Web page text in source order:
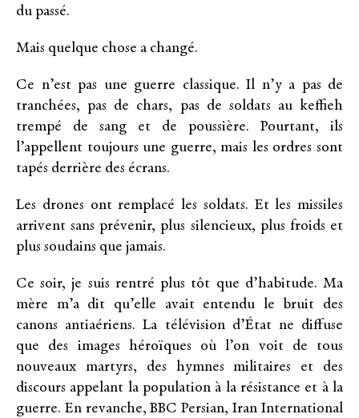
du passé.
Mais quelque chose a changé.
Ce n’est pas une guerre classique. Il n’y a pas de
tranchées, pas de chars, pas de soldats au keffieh
trempé de sang et de poussière. Pourtant, ils
l’appellent toujours une guerre, mais les ordres sont
tapés derrière des écrans.
Les drones ont remplacé les soldats. Et les missiles
arrivent sans prévenir, plus silencieux, plus froids et
plus soudains que jamais.
Ce soir, je suis rentré plus tôt que d’habitude. Ma
mère m’a dit qu’elle avait entendu le bruit des
canons antiaériens. La télévision d’État ne diffuse
que des images héroïques où l’on voit de tous
nouveaux martyrs, des hymnes militaires et des
discours appelant la population à la résistance et à la
guerre. En revanche, BBC Persian, Iran International